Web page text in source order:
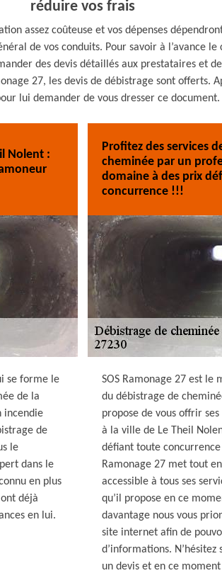
réduire vos frais
assez coûteuse et vos dépenses
de vos conduits. Pour savoir à l’avance
des devis détaillés aux prestataires et
27, les devis de débistrage sont offerts.
lui demander de vous dresser ce document.
Nolent :
se forme le
de la
incendie
de
le
dans le
en plus
déjà
en lui.
Profitez des services
cheminée par un
domaine à des prix
concurrence !!!
SOS Ramonage 27 est le
du débistrage de
propose de vous offrir
à la ville de Le Theil
défiant toute concurrence
Ramonage 27 met tout
accessible à tous ses
qu’il propose en ce
davantage nous vous
site internet afin de
d’informations.
un devis et en ce